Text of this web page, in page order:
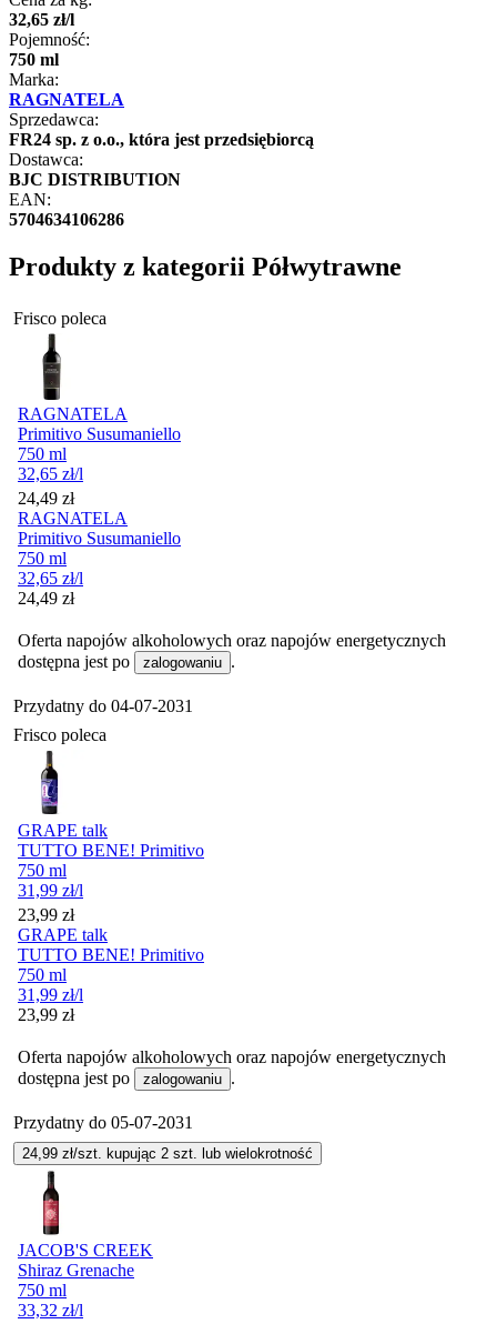
32,65 zł/l
Pojemność:
750 ml
Marka:
RAGNATELA
Sprzedawca:
FR24 sp. z o.o., która jest przedsiębiorcą
Dostawca:
BJC DISTRIBUTION
EAN:
5704634106286
Produkty z kategorii Półwytrawne
Frisco poleca
RAGNATELA
Primitivo Susumaniello
750 ml
32,65 zł/l
Cena
24,49 zł
RAGNATELA
Primitivo Susumaniello
750 ml
32,65 zł/l
Cena
24,49 zł
Oferta napojów alkoholowych oraz napojów energetycznych
dostępna jest po
zalogowaniu .
Przydatny do 04-07-2031
Frisco poleca
GRAPE talk
TUTTO BENE! Primitivo
750 ml
31,99 zł/l
Cena
23,99 zł
GRAPE talk
TUTTO BENE! Primitivo
750 ml
31,99 zł/l
Cena
23,99 zł
Oferta napojów alkoholowych oraz napojów energetycznych
dostępna jest po
zalogowaniu .
Przydatny do 05-07-2031
24,99 zł/szt. kupując 2 szt. lub wielokrotność
JACOB'S CREEK
Shiraz Grenache
750 ml
33,32 zł/l